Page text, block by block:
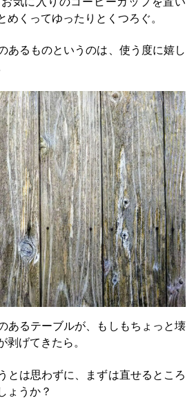
めくってゆったりとくつろぐ。
あるものというのは、使う度に嬉し
あるテーブルが、もしもちょっと壊
剥げてきたら。
とは思わずに、まずは直せるところ
ょうか？